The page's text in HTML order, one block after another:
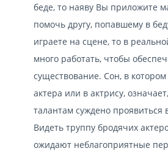
беде, то наяву Вы приложите
помочь другу, попавшему в
играете на сцене, то в
много работать, чтобы
существование. Сон, в
актера или в актрису,
талантам суждено проявиться
Видеть труппу бродячих
ожидают неблагоприятные